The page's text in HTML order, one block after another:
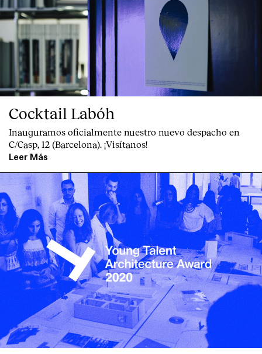
Cocktail Labóh
Inauguramos oficialmente nuestro nuevo despacho en
C/Casp, 12 (Barcelona). ¡Visítanos!
Leer Más